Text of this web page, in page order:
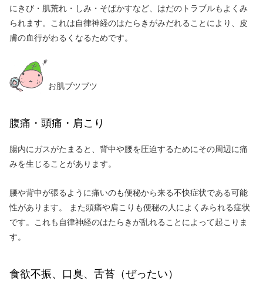
にきび・肌荒れ・しみ・そばかすなど、はだのトラブルもよくみ
られます。これは自律神経のはたらきがみだれることにより、皮
膚の血行がわるくなるためです。
お肌ブツブツ
腹痛・頭痛・肩こり
腸内にガスがたまると、背中や腰を圧迫するためにその周辺に痛
みを生じることがあります。
腰や背中が張るように痛いのも便秘から来る不快症状である可能
性があります。 また頭痛や肩こりも便秘の人によくみられる症状
です。これも自律神経のはたらきが乱れることによって起こりま
す。
食欲不振、口臭、舌苔（ぜったい）